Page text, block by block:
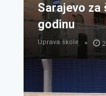
Sarajevo za
godinu
Uprava škole